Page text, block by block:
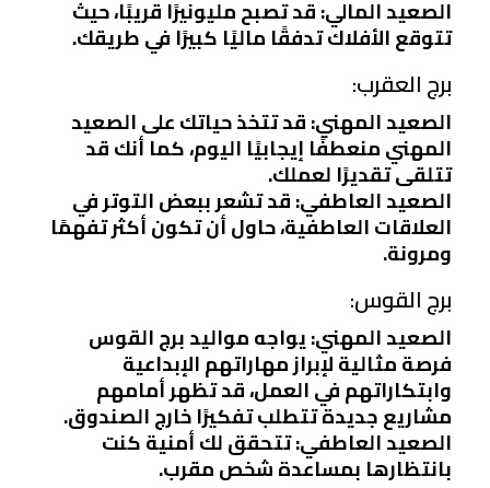
الصعيد المالي: قد تصبح مليونيرًا قريبًا، حيث
تتوقع الأفلاك تدفقًا ماليًا كبيرًا في طريقك.
برج العقرب:
الصعيد المهني: قد تتخذ حياتك على الصعيد
المهني منعطفًا إيجابيًا اليوم، كما أنك قد
تتلقى تقديرًا لعملك.
الصعيد العاطفي: قد تشعر ببعض التوتر في
العلاقات العاطفية، حاول أن تكون أكثر تفهمًا
ومرونة.
برج القوس:
الصعيد المهني: يواجه مواليد برج القوس
فرصة مثالية لإبراز مهاراتهم الإبداعية
وابتكاراتهم في العمل، قد تظهر أمامهم
مشاريع جديدة تتطلب تفكيرًا خارج الصندوق.
الصعيد العاطفي: تتحقق لك أمنية كنت
بانتظارها بمساعدة شخص مقرب.